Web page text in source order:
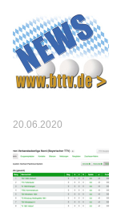
20.06.2020